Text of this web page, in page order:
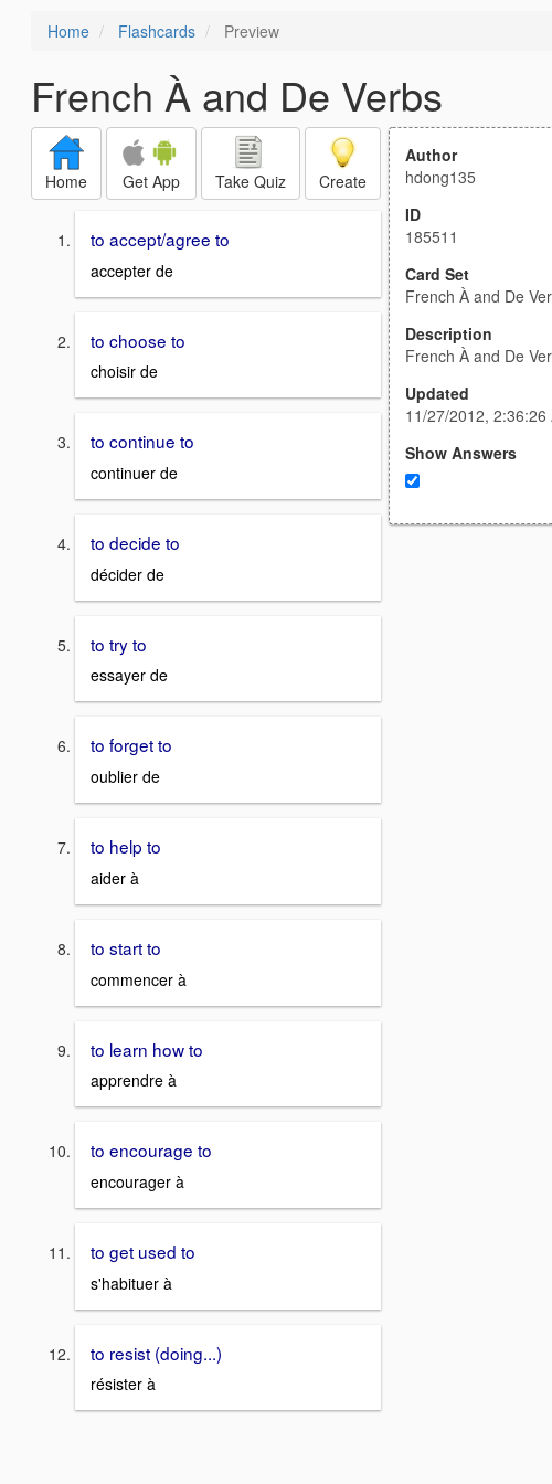
Home Flashcards Preview
French À and De Verbs
Home Get App Take Quiz Create
to accept/agree to
accepter de
to choose to
choisir de
to continue to
continuer de
to decide to
décider de
to try to
essayer de
to forget to
oublier de
to help to
aider à
to start to
commencer à
to learn how to
apprendre à
to encourage to
encourager à
to get used to
s'habituer à
to resist (doing...)
résister à
Author
hdong135
ID
185511
Card Set
French À and De
Description
French À and De
Updated
11/27/2012, 2:36:26
Show Answers